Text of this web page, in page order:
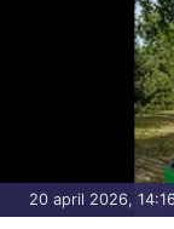
20 april 2026,